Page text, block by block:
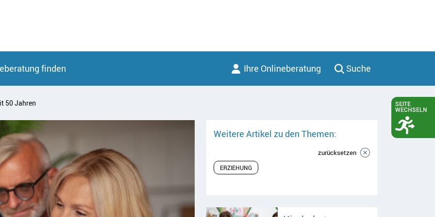
finden Ihre Onlineberatung Suche
50 Jahren
Weitere Artikel zu den Themen:
ERZIEHUNG
zurücksetzen
SEITE
WECHSELN